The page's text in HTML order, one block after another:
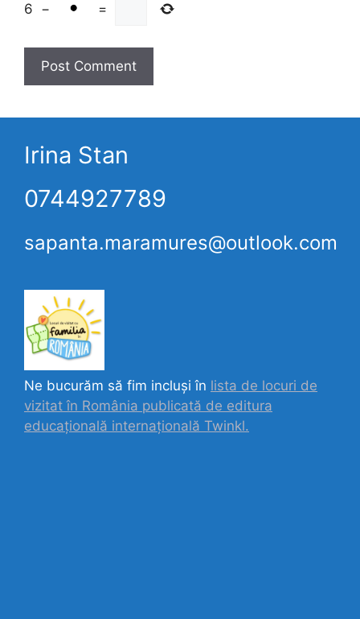
6 − =
Irina Stan
0744927789
sapanta.maramures@outlook.com
Ne bucurăm să fim incluși în lista de locuri de
vizitat în România publicată de editura
educațională internațională Twinkl.